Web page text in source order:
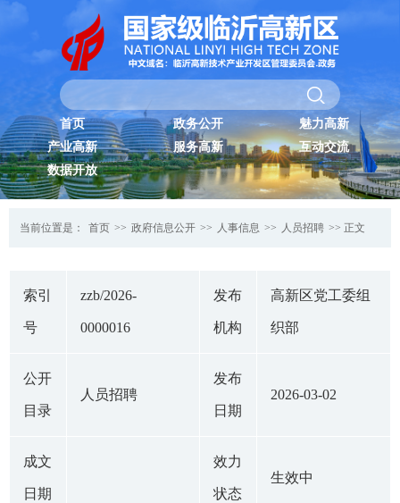
首页 政务公开
魅力高新
产业高新
服务高新
互动交流
数据开放
当前位置是： 首页 >> 政府信息公开 >> 人事信息 >> 人员招聘 >> 正文
索引
号
zzb/2026-
0000016
发布
机构
高新区党工委组
织部
公开
目录
人员招聘
发布
日期
2026-03-02
成文
日期
效力
状态
生效中